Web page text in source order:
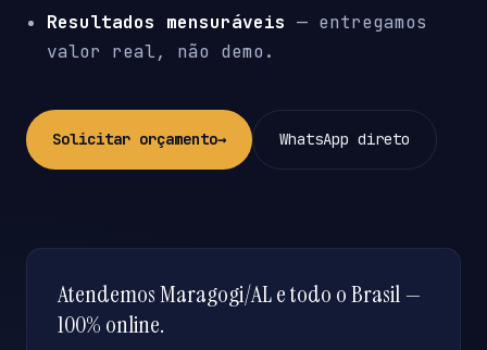
Resultados mensuráveis — entregamos
valor real, não demo.
Solicitar orçamento→ WhatsApp direto
Atendemos Maragogi/AL e todo o Brasil —
100% online.